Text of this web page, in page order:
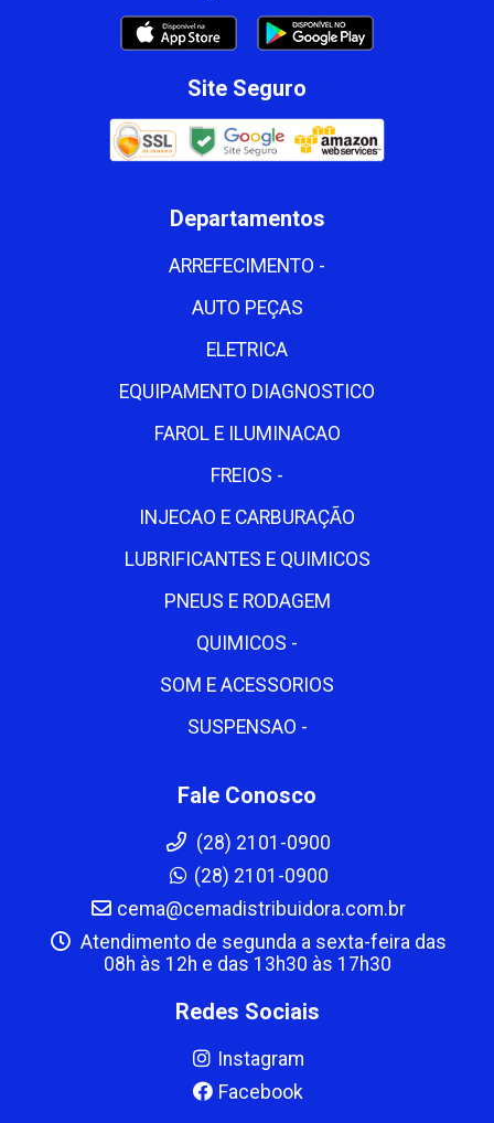
Site Seguro
Departamentos
ARREFECIMENTO -
AUTO PEÇAS
ELETRICA
EQUIPAMENTO DIAGNOSTICO
FAROL E ILUMINACAO
FREIOS -
INJECAO E CARBURAÇÃO
LUBRIFICANTES E QUIMICOS
PNEUS E RODAGEM
QUIMICOS -
SOM E ACESSORIOS
SUSPENSAO -
Fale Conosco
(28) 2101-0900
(28) 2101-0900
cema@cemadistribuidora.com.br
Atendimento de segunda a sexta-feira das
08h às 12h e das 13h30 às 17h30
Redes Sociais
Instagram
Facebook